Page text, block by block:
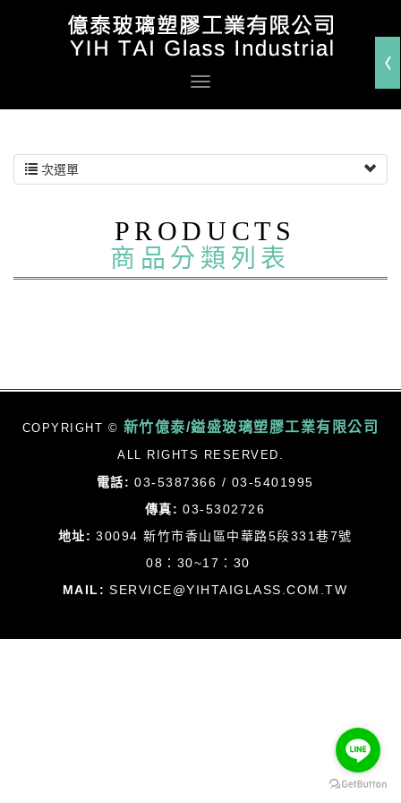
次選單
PRODUCTS
商品分類列表
COPYRIGHT © 新竹億泰/鎰盛玻璃塑膠工業有限公司
ALL RIGHTS RESERVED.
電話: 03-5387366 / 03-5401995
傳真: 03-5302726
地址: 30094 新竹市香山區中華路5段331巷7號
08：30~17：30
MAIL: SERVICE@YIHTAIGLASS.COM.TW